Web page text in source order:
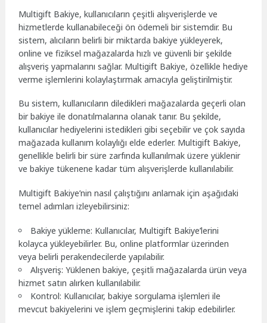
Multigift Bakiye, kullanıcıların çeşitli alışverişlerde ve
hizmetlerde kullanabileceği ön ödemeli bir sistemdir. Bu
sistem, alıcıların belirli bir miktarda bakiye yükleyerek,
online ve fiziksel mağazalarda hızlı ve güvenli bir şekilde
alışveriş yapmalarını sağlar. Multigift Bakiye, özellikle hediye
verme işlemlerini kolaylaştırmak amacıyla geliştirilmiştir.
Bu sistem, kullanıcıların diledikleri mağazalarda geçerli olan
bir bakiye ile donatılmalarına olanak tanır. Bu şekilde,
kullanıcılar hediyelerini istedikleri gibi seçebilir ve çok sayıda
mağazada kullanım kolaylığı elde ederler. Multigift Bakiye,
genellikle belirli bir süre zarfında kullanılmak üzere yüklenir
ve bakiye tükenene kadar tüm alışverişlerde kullanılabilir.
Multigift Bakiye’nin nasıl çalıştığını anlamak için aşağıdaki
temel adımları izleyebilirsiniz:
Bakiye yükleme: Kullanıcılar, Multigift Bakiye’lerini
kolayca yükleyebilirler. Bu, online platformlar üzerinden
veya belirli perakendecilerde yapılabilir.
Alışveriş: Yüklenen bakiye, çeşitli mağazalarda ürün veya
hizmet satın alırken kullanılabilir.
Kontrol: Kullanıcılar, bakiye sorgulama işlemleri ile
mevcut bakiyelerini ve işlem geçmişlerini takip edebilirler.